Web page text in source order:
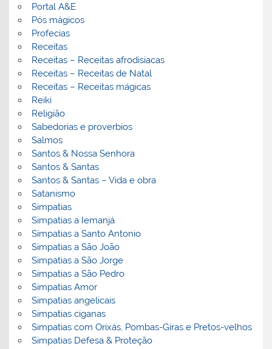
Portal A&E
Pós mágicos
Profecias
Receitas
Receitas – Receitas afrodisiacas
Receitas – Receitas de Natal
Receitas – Receitas mágicas
Reiki
Religião
Sabedorias e proverbios
Salmos
Santos & Nossa Senhora
Santos & Santas
Santos & Santas – Vida e obra
Satanismo
Simpatias
Simpatias a Iemanjá
Simpatias a Santo Antonio
Simpatias a São João
Simpatias a São Jorge
Simpatias a São Pedro
Simpatias Amor
Simpatias angelicais
Simpatias ciganas
Simpatias com Orixás, Pombas-Giras e Pretos-velhos
Simpatias Defesa & Proteção